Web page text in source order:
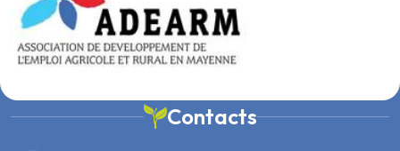
Contacts